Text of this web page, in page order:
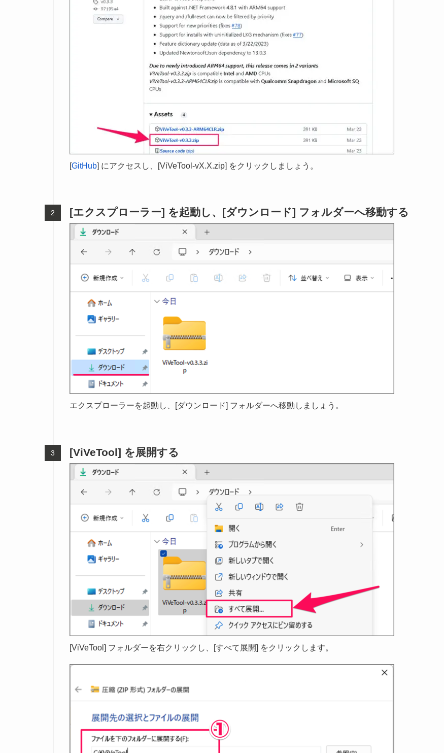
[GitHub] にアクセスし、[ViVeTool-vX.X.zip] をクリックしましょう。
[エクスプローラー] を起動し、[ダウンロード] フォルダーへ移動する
エクスプローラーを起動し、[ダウンロード] フォルダーへ移動しましょう。
[ViVeTool] を展開する
[ViVeTool] フォルダーを右クリックし、[すべて展開] をクリックします。